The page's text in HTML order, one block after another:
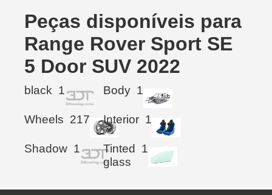
Peças disponíveis para
Range Rover Sport SE
5 Door SUV 2022
black 1 Body 1
Wheels 217 Interior 1
Shadow 1
Tinted
glass
1